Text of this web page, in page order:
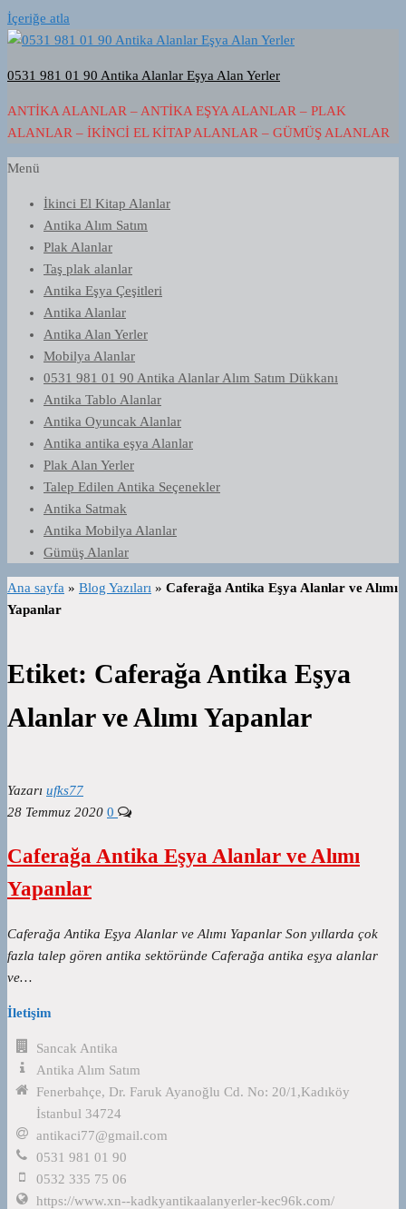
İçeriğe atla
0531 981 01 90 Antika Alanlar Eşya Alan Yerler
ANTIKA ALANLAR – ANTIKA EŞYA ALANLAR – PLAK
ALANLAR – İKINCI EL KITAP ALANLAR – GÜMÜŞ ALANLAR
Menü
İkinci El Kitap Alanlar
Antika Alım Satım
Plak Alanlar
Taş plak alanlar
Antika Eşya Çeşitleri
Antika Alanlar
Antika Alan Yerler
Mobilya Alanlar
0531 981 01 90 Antika Alanlar Alım Satım Dükkanı
Antika Tablo Alanlar
Antika Oyuncak Alanlar
Antika antika eşya Alanlar
Plak Alan Yerler
Talep Edilen Antika Seçenekler
Antika Satmak
Antika Mobilya Alanlar
Gümüş Alanlar
Ana sayfa » Blog Yazıları » Caferağa Antika Eşya Alanlar ve Alımı
Yapanlar
Etiket: Caferağa Antika Eşya
Alanlar ve Alımı Yapanlar
Yazarı ufks77
28 Temmuz 2020 0
Caferağa Antika Eşya Alanlar ve Alımı
Yapanlar
Caferağa Antika Eşya Alanlar ve Alımı Yapanlar Son yıllarda çok
fazla talep gören antika sektöründe Caferağa antika eşya alanlar
ve…
İletişim
Sancak Antika
Antika Alım Satım
Fenerbahçe, Dr. Faruk Ayanoğlu Cd. No: 20/1,Kadıköy
İstanbul 34724
antikaci77@gmail.com
0531 981 01 90
0532 335 75 06
https://www.xn--kadkyantikaalanyerler-kec96k.com/